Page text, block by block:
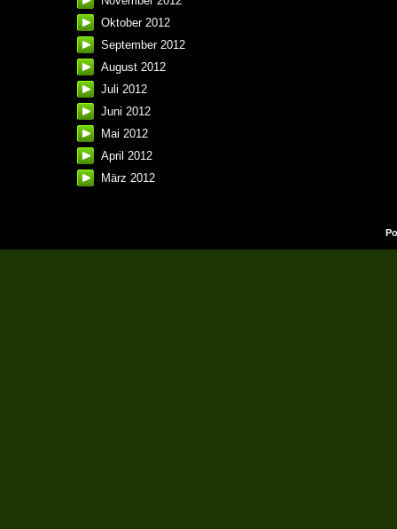
Oktober 2012
September 2012
August 2012
Juli 2012
Juni 2012
Mai 2012
April 2012
März 2012